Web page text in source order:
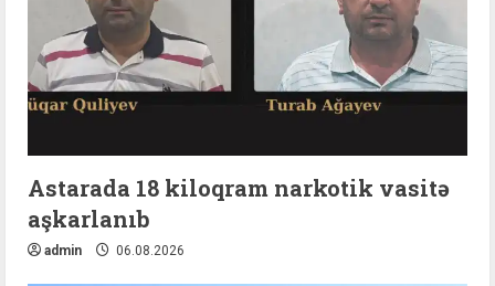
Astarada 18 kiloqram narkotik vasitə
aşkarlanıb
admin 06.08.2026